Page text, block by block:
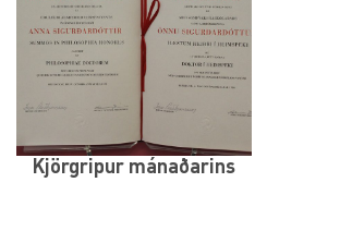
Kjörgripur mánaðarins